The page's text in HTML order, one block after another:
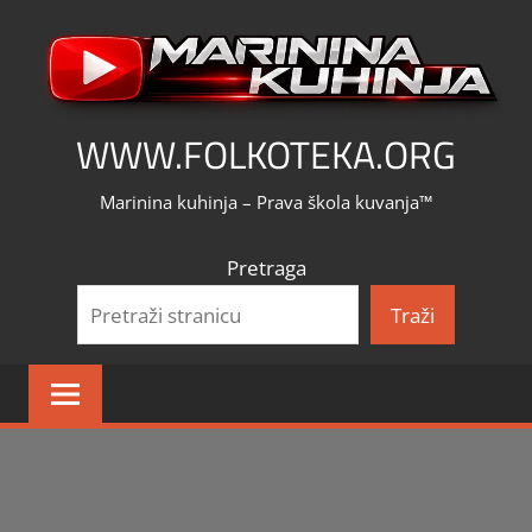
content
WWW.FOLKOTEKA.ORG
Marinina kuhinja – Prava škola kuvanja™
Pretraga
Traži